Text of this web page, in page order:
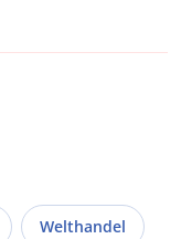
Welthandel